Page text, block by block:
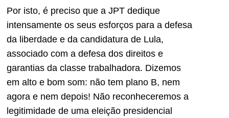
Por isto, é preciso que a JPT dedique
intensamente os seus esforços para a defesa
da liberdade e da candidatura de Lula,
associado com a defesa dos direitos e
garantias da classe trabalhadora. Dizemos
em alto e bom som: não tem plano B, nem
agora e nem depois! Não reconheceremos a
legitimidade de uma eleição presidencial